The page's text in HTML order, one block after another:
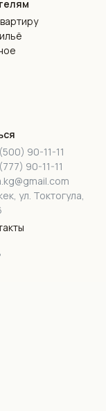
90-11-11
90-11-11
ул. Токтогула,